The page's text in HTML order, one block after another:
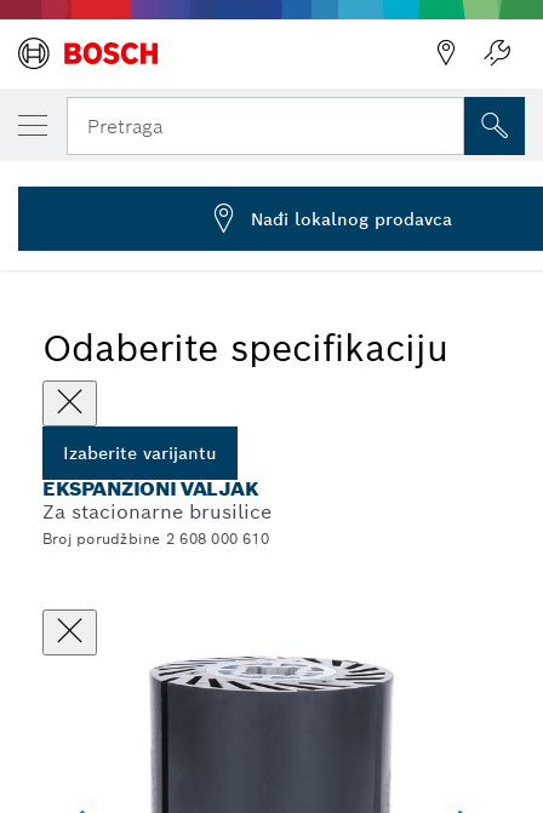
Pretraga
... Ekspanzioni valjci za mašine za glačanje
Odaberite specifikaciju
Izaberite varijantu
EKSPANZIONI VALJAK
Za stacionarne brusilice
Broj porudžbine 2 608 000 610
IZABRANA VARIJANTA
Ekspanzioni valjak
2 608 000 610
Nađi lokalnog prodavca